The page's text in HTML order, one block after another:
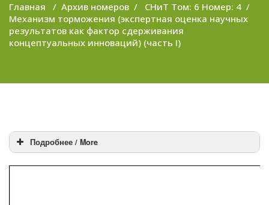
Главная / Архив номеров / СНиТ Том: 6 Номер: 4 /
Механизм торможения (экспертная оценка научных
результатов как фактор сдерживания
концептуальных инноваций) (часть I)
Подробнее / More